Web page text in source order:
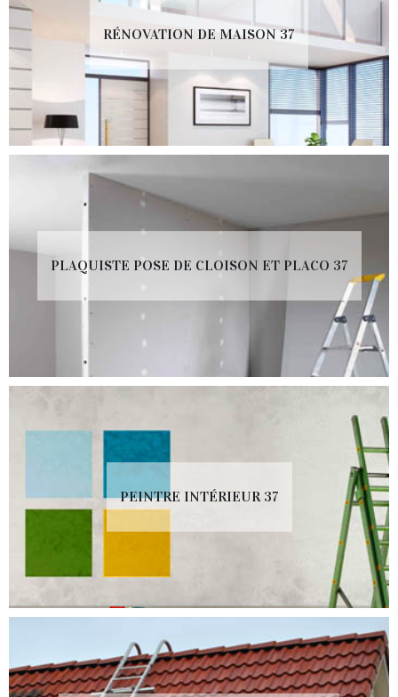
RÉNOVATION DE MAISON 37
PLAQUISTE POSE DE CLOISON ET PLACO 37
PEINTRE INTÉRIEUR 37